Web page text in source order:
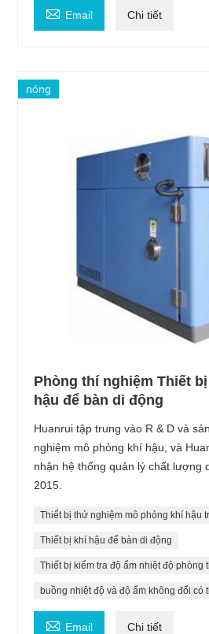
 Email Chi tiết
nóng
Phòng thí nghiệm Thiết
hậu để bàn di động
Huanrui tập trung vào R & D và
nghiệm mô phỏng khí hậu, và
nhận hệ thống quản lý chất lượng
2015.
Thiết bị thử nghiệm mô phỏng khí hậu
Thiết bị khí hậu để bàn di động
Thiết bị kiểm tra độ ẩm nhiệt độ phòng
buồng nhiệt độ và độ ẩm không đổi có
 Email Chi tiết